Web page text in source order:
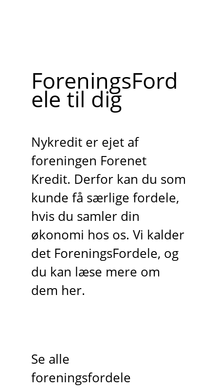
ForeningsFord
ele til dig
Nykredit er ejet af
foreningen Forenet
Kredit. Derfor kan du som
kunde få særlige fordele,
hvis du samler din
økonomi hos os. Vi kalder
det ForeningsFordele, og
du kan læse mere om
dem her.
Se alle
foreningsfordele